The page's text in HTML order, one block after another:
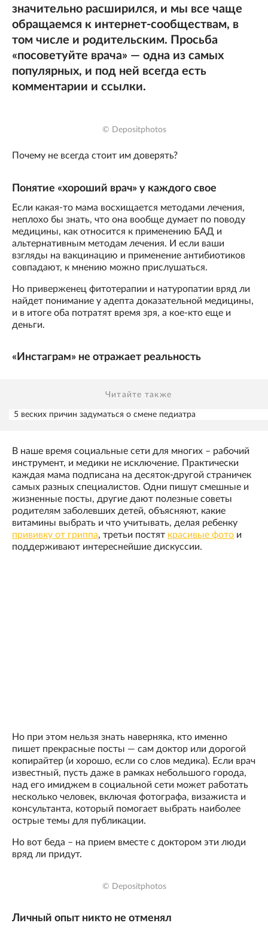
значительно расширился, и мы все чаще
обращаемся к интернет-сообществам, в
том числе и родительским. Просьба
«посоветуйте врача» — одна из самых
популярных, и под ней всегда есть
комментарии и ссылки.
© Depositphotos
Почему не всегда стоит им доверять?
Понятие «хороший врач» у каждого свое
Если какая-то мама восхищается методами лечения,
неплохо бы знать, что она вообще думает по поводу
медицины, как относится к применению БАД и
альтернативным методам лечения. И если ваши
взгляды на вакцинацию и применение антибиотиков
совпадают, к мнению можно прислушаться.
Но приверженец фитотерапии и натуропатии вряд ли
найдет понимание у адепта доказательной медицины,
и в итоге оба потратят время зря, а кое-кто еще и
деньги.
«Инстаграм» не отражает реальность
Читайте также
5 веских причин задуматься о смене педиатра
В наше время социальные сети для многих – рабочий
инструмент, и медики не исключение. Практически
каждая мама подписана на десяток-другой страничек
самых разных специалистов. Одни пишут смешные и
жизненные посты, другие дают полезные советы
родителям заболевших детей, объясняют, какие
витамины выбрать и что учитывать, делая ребенку
прививку от гриппа, третьи постят красивые фото и
поддерживают интереснейшие дискуссии.
Но при этом нельзя знать наверняка, кто именно
пишет прекрасные посты — сам доктор или дорогой
копирайтер (и хорошо, если со слов медика). Если врач
известный, пусть даже в рамках небольшого города,
над его имиджем в социальной сети может работать
несколько человек, включая фотографа, визажиста и
консультанта, который помогает выбрать наиболее
острые темы для публикации.
Но вот беда – на прием вместе с доктором эти люди
вряд ли придут.
© Depositphotos
Личный опыт никто не отменял